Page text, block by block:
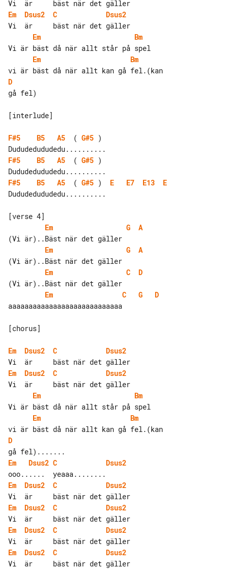
Em
Dsus2 C
Dsus2
Em
Bm
Em
Bm
D
gå fel)
[interlude]
F#5 B5 A5
  (
G#5 )
F#5
B5 A5
  (
G#5 )
F#5
B5 A5
  (
G#5 ) E E7 E13
E
Dududedududedu..........
Em
G
A
Em
G
A
Em
C
D
Em
C G
D
aaaaaaaaaaaaaaaaaaaaaaaaaaaa
[chorus]
Em Dsus2 C
Dsus2
Em
Dsus2 C
Dsus2
Em
Bm
Em
Bm
D
Em
Dsus2 C
Dsus2
Em
Dsus2 C
Dsus2
Em
Dsus2 C
Dsus2
Em
Dsus2 C
Dsus2
Em
Dsus2 C
Dsus2